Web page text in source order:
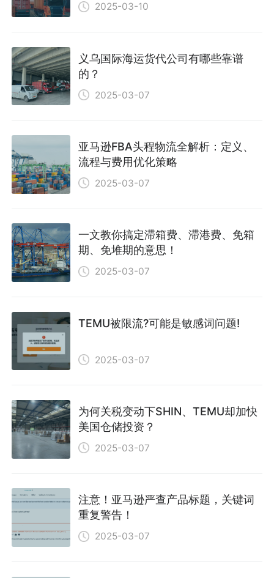
2025-03-10
义乌国际海运货代公司有哪些靠谱
的？
2025-03-07
亚马逊FBA头程物流全解析：定义、
流程与费用优化策略
2025-03-07
一文教你搞定滞箱费、滞港费、免箱
期、免堆期的意思！
2025-03-07
TEMU被限流?可能是敏感词问题!
2025-03-07
为何关税变动下SHIN、TEMU却加快
美国仓储投资？
2025-03-07
注意！亚马逊严查产品标题，关键词
重复警告！
2025-03-07